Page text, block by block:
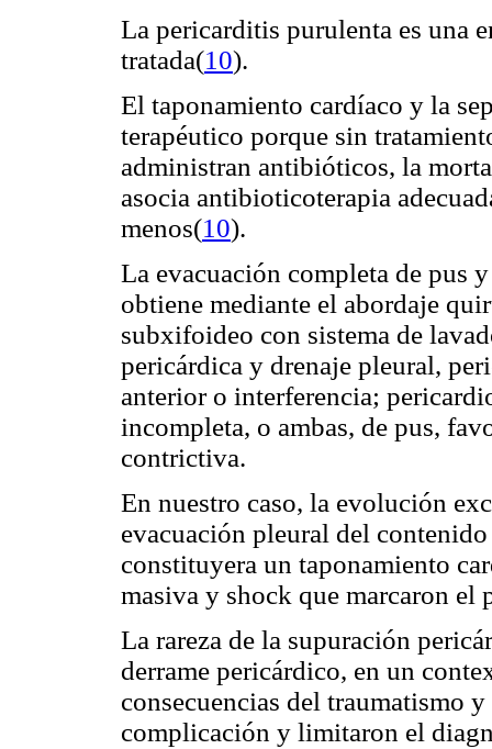
La pericarditis purulenta es una
tratada(10).
El taponamiento cardíaco y la
terapéutico porque sin
administran antibióticos, la
asocia antibioticoterapia
menos(10).
La evacuación completa de pus
obtiene mediante el abordaje
subxifoideo con sistema de
pericárdica y drenaje pleural,
anterior o interferencia;
incompleta, o ambas, de pus,
contrictiva.
En nuestro caso, la evolución
evacuación pleural del
constituyera un taponamiento
masiva y shock que marcaron
La rareza de la supuración
derrame pericárdico, en un
consecuencias del traumatismo
complicación y limitaron el